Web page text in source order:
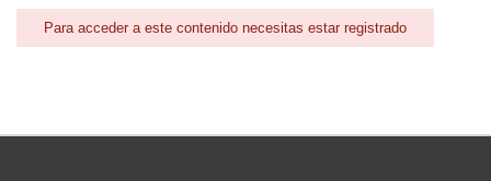
Para acceder a este contenido necesitas estar registrado